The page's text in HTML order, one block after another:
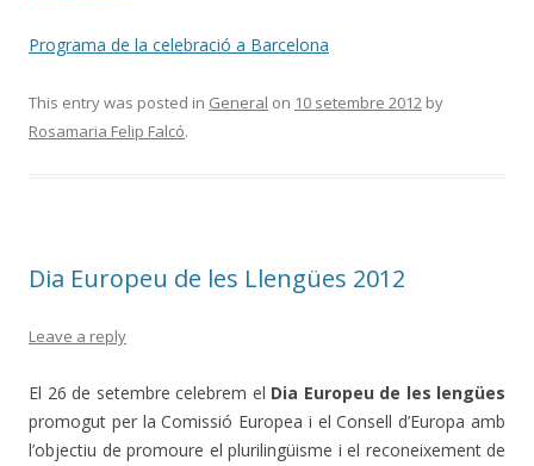
Programa de la celebració a Barcelona
This entry was posted in General on 10 setembre 2012 by
Rosamaria Felip Falcó.
Dia Europeu de les Llengües 2012
Leave a reply
El 26 de setembre celebrem el Dia Europeu de les lengües
promogut per la Comissió Europea i el Consell d’Europa amb
l’objectiu de promoure el plurilingüisme i el reconeixement de